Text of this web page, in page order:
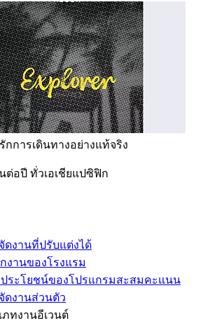
กการเดินทางอย่างแท้จริง
ต่อปี ทั่วเอเชียแปซิฟิก
ดงานที่ปรับแต่งได้
งานของโรงแรม
ระโยชน์ของโปรแกรมสะสมคะแนน
ดงานส่วนตัว
ภทงานอีเวนต์